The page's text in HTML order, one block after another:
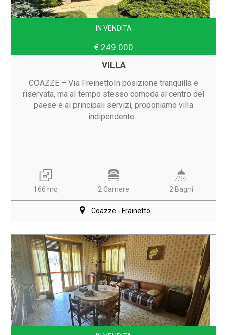
IN VENDITA
€ 249.000
VILLA
COAZZE – Via FreinettoIn posizione tranquilla e
riservata, ma al tempo stesso comoda al centro del
paese e ai principali servizi, proponiamo villa
indipendente...
166 mq 2 Camere 2 Bagni
Coazze - Frainetto